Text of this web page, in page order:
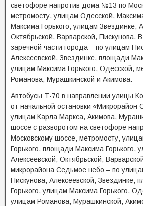
светофоре напротив дома №13 по
метромосту, улицам Одесской,
Максима Горького, улицам Звездинке,
Октябрьской, Варварской, Пискунова.
заречной части города – по улицам
Алексеевской, Звездинке, площади
улицам Максима Горького, Одесской,
Романова, Мурашкинской и Акимова.
Автобусы Т-70 в направлении улицы
от начальной остановки «Микрорайон
улицам Карла Маркса, Акимова,
шоссе с разворотом на светофоре
Московскому шоссе, метромосту,
Горького, площади Максима Горького,
Алексеевской, Октябрьской,
микрорайона Седьмое небо – по
Пискунова, Алексеевской, Звездинке,
Горького, улицам Максима Горького,
улицам Романова, Мурашкинской,